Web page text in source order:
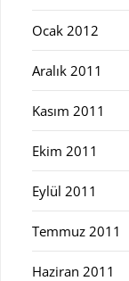
Ocak 2012
Aralık 2011
Kasım 2011
Ekim 2011
Eylül 2011
Temmuz 2011
Haziran 2011